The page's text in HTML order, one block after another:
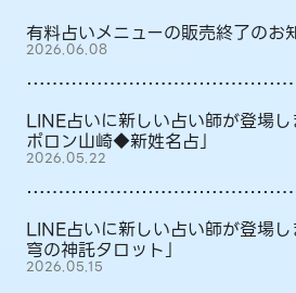
有料占いメニューの販売終了のお
2026.06.08
LINE占いに新しい占い師が登場
ポロン山崎◆新姓名占」
2026.05.22
LINE占いに新しい占い師が登場
穹の神託タロット」
2026.05.15